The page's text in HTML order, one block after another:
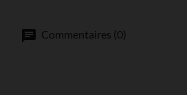
Commentaires (0)